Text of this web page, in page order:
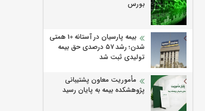
بورس
بیمه پارسیان در آستانه 10 همتی
شدن؛ رشد ۵۷ درصدی حق بیمه
تولیدی ثبت شد
مأموریت معاون پشتیبانی
پژوهشكده بیمه به پایان رسید